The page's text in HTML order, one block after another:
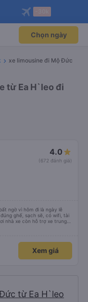
Mở app
bay qua
Mở app
Chọn ngày
xe limousine đi Mộ Đức
từ Ea H`leo đi
4.0
(672 đánh giá)
ngờ vì hôm đi là ngày lễ
ghế, sạch sẽ, có wifi, tài
nhà xe còn hỗ trợ xe trung
xe duy trì được chất lượng
Xem giá
từ Ea H`leo